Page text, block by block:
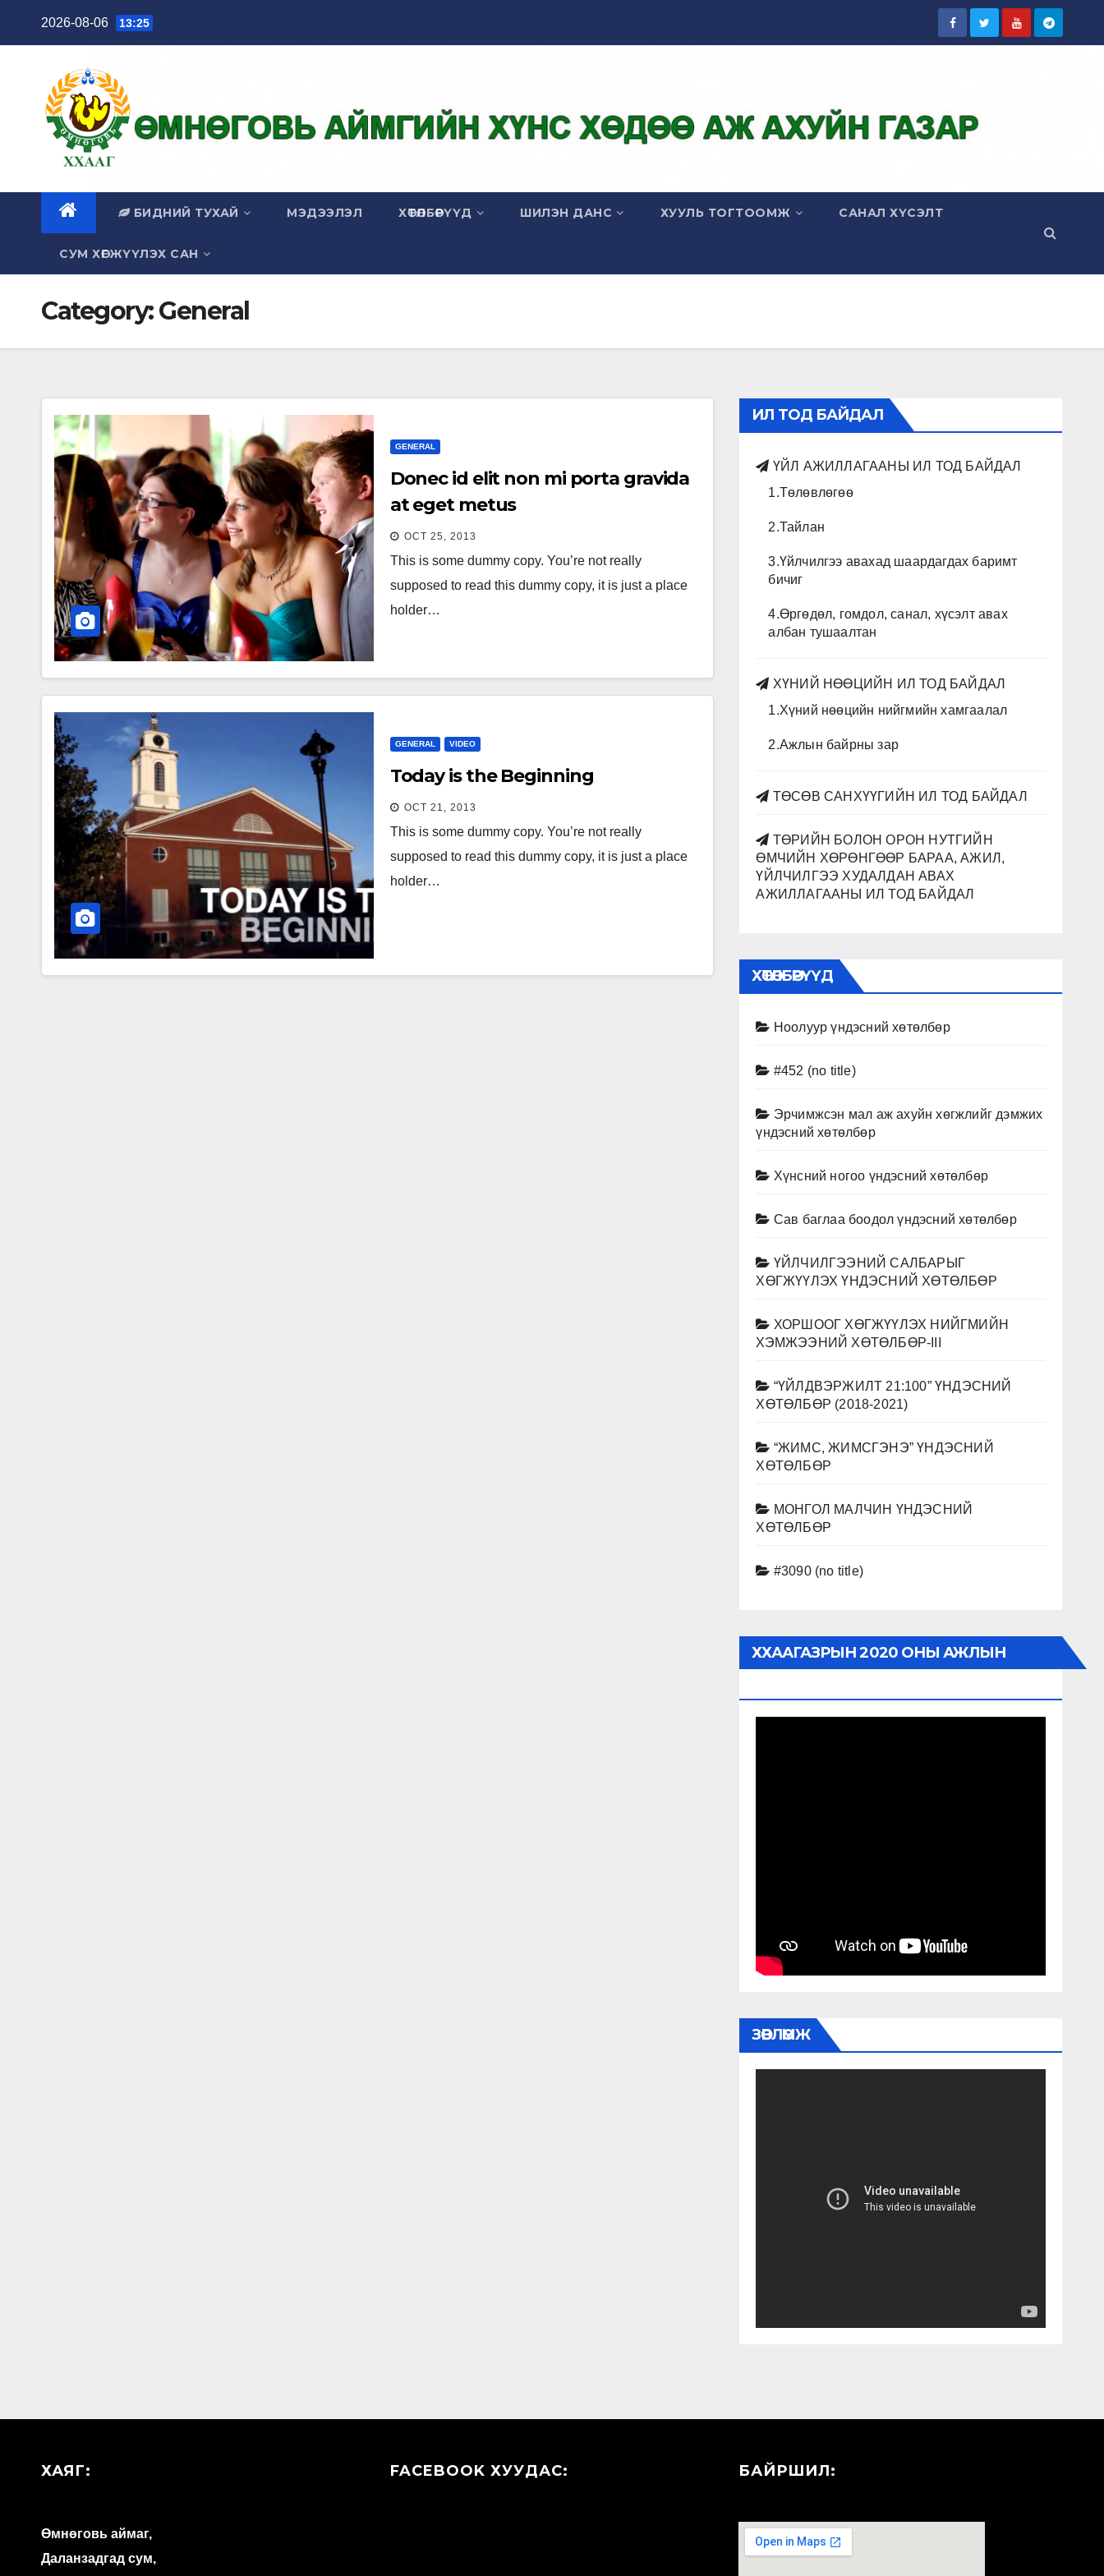
2026-08-06 13:25
БИДНИЙ ТУХАЙ МЭДЭЭЛЭЛ ХӨТӨЛБӨРҮҮД ШИЛЭН ДАНС ХУУЛЬ ТОГТООМЖ САНАЛ ХҮСЭЛТ
СУМ ХӨГЖҮҮЛЭХ САН
Category:General
GENERAL
Donec id elit non mi porta gravida
at eget metus
OCT 25, 2013
This is some dummy copy. You’re not really
supposed to read this dummy copy, it is just a place
holder…
GENERAL VIDEO
Today is the Beginning
OCT 21, 2013
This is some dummy copy. You’re not really
supposed to read this dummy copy, it is just a place
holder…
ИЛ ТОД БАЙДАЛ
ҮЙЛ АЖИЛЛАГААНЫ ИЛ ТОД БАЙДАЛ
1.Төлөвлөгөө
2.Тайлан
3.Үйлчилгээ авахад шаардагдах баримт
бичиг
4.Өргөдөл, гомдол, санал, хүсэлт авах
албан тушаалтан
ХҮНИЙ НӨӨЦИЙН ИЛ ТОД БАЙДАЛ
1.Хүний нөөцийн нийгмийн хамгаалал
2.Ажлын байрны зар
ТӨСӨВ САНХҮҮГИЙН ИЛ ТОД БАЙДАЛ
ТӨРИЙН БОЛОН ОРОН НУТГИЙН
ӨМЧИЙН ХӨРӨНГӨӨР БАРАА, АЖИЛ,
ҮЙЛЧИЛГЭЭ ХУДАЛДАН АВАХ
АЖИЛЛАГААНЫ ИЛ ТОД БАЙДАЛ
ХӨТӨЛБӨРҮҮД
Ноолуур үндэсний хөтөлбөр
#452 (no title)
Эрчимжсэн мал аж ахуйн хөгжлийг дэмжих
үндэсний хөтөлбөр
Хүнсний ногоо үндэсний хөтөлбөр
Сав баглаа боодол үндэсний хөтөлбөр
ҮЙЛЧИЛГЭЭНИЙ САЛБАРЫГ
ХӨГЖҮҮЛЭХ ҮНДЭСНИЙ ХӨТӨЛБӨР
ХОРШООГ ХӨГЖҮҮЛЭХ НИЙГМИЙН
ХЭМЖЭЭНИЙ ХӨТӨЛБӨР-III
“ҮЙЛДВЭРЖИЛТ 21:100” ҮНДЭСНИЙ
ХӨТӨЛБӨР (2018-2021)
“ЖИМС, ЖИМСГЭНЭ” ҮНДЭСНИЙ
ХӨТӨЛБӨР
МОНГОЛ МАЛЧИН ҮНДЭСНИЙ
ХӨТӨЛБӨР
#3090 (no title)
ХХААГАЗРЫН 2020 ОНЫ АЖЛЫН
ЗӨВЛӨМЖ
ХАЯГ:
Өмнөговь аймаг,
Даланзадгад сум,
FACEBOOK ХУУДАС: БАЙРШИЛ: